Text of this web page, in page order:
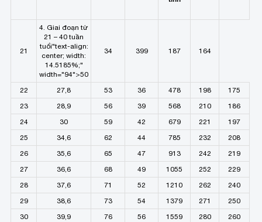
21
4. Giai đoạn từ
21 – 40 tuần
tuổi"text-align:
center; width:
14.5185%;"
width="94">50
34 399 187 164
22 27,8 53 36 478 198
175
23
28,9 56 39 568 210
186
24
30 59 42 679 221
197
25
34,6 62 44 785 232
208
26
35,6 65 47 913 242
219
27
36,6 68 49 1055 252
229
28
37,6 71 52 1210 262
240
29
38,6 73 54 1379 271
250
30
39,9 76 56 1559 280
260